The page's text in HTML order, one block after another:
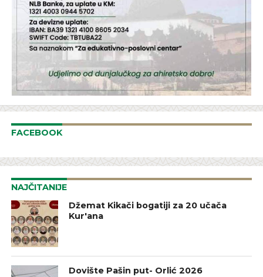
FACEBOOK
NAJČITANIJE
Džemat Kikači bogatiji za 20 učača
Kur'ana
Dovište Pašin put- Orlić 2026